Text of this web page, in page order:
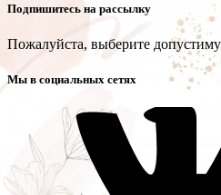
Подпишитесь на рассылку
Пожалуйста, выберите
Мы в социальных сетях